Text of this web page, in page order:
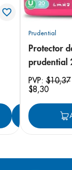
Prudential
Protector
prudential
PVP:$10,37
$8,30